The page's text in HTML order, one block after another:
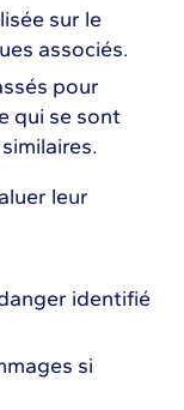
sur le
associés.
pour
qui se sont
leur
identifié
si